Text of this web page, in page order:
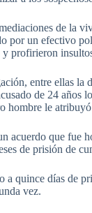
de la
por un efectivo
profirieron
entre ellas
de 24 años
hombre le
acuerdo que fue
de prisión de
a quince días de
vez.